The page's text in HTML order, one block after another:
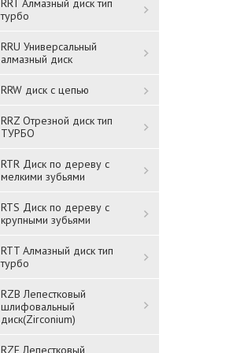
RRT Алмазный диск тип
турбо
RRU Универсальный
алмазный диск
RRW диск с цепью
RRZ Отрезной диск тип
ТУРБО
RTR Диск по дереву с
мелкими зубьями
RTS Диск по дереву с
крупными зубьями
RTT Алмазный диск тип
турбо
RZB Лепестковый
шлифовальный
диск(Zirconium)
RZF Лепестковый